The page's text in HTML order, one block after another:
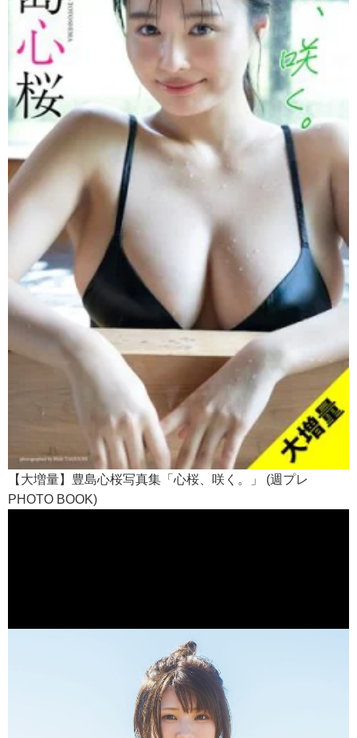
【大増量】豊島心桜写真集「心桜、咲く。」 (週プレ
PHOTO BOOK)